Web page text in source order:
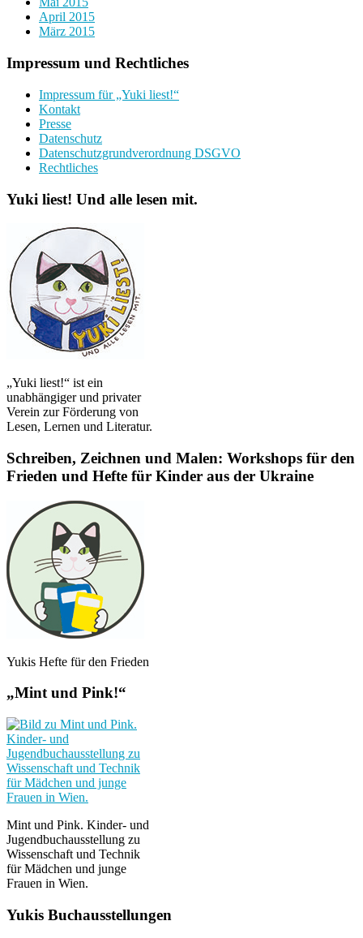
April 2015
März 2015
Impressum und Rechtliches
Impressum für „Yuki liest!“
Kontakt
Presse
Datenschutz
Datenschutzgrundverordnung DSGVO
Rechtliches
Yuki liest! Und alle lesen mit.
„Yuki liest!“ ist ein
unabhängiger und privater
Verein zur Förderung von
Lesen, Lernen und Literatur.
Schreiben, Zeichnen und Malen: Workshops für den
Frieden und Hefte für Kinder aus der Ukraine
Yukis Hefte für den Frieden
„Mint und Pink!“
Mint und Pink. Kinder- und
Jugendbuchausstellung zu
Wissenschaft und Technik
für Mädchen und junge
Frauen in Wien.
Yukis Buchausstellungen